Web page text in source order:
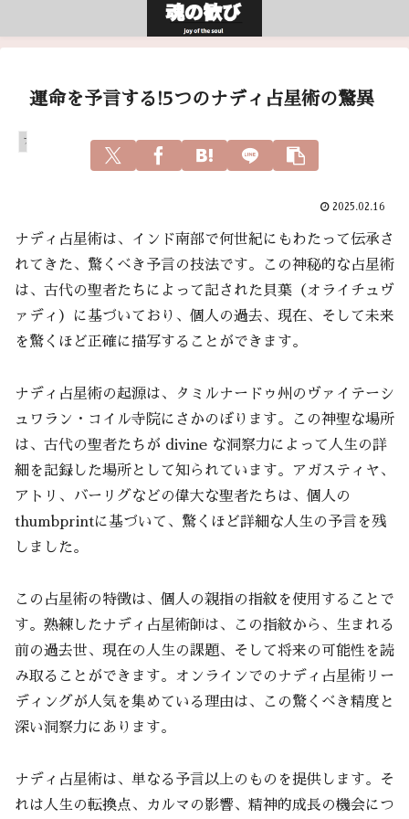
運命を予言する!5つのナディ占星術の驚異
アガスティアの葉
2025.02.16
ナディ占星術は、インド南部で何世紀にもわたって伝承さ
れてきた、驚くべき予言の技法です。この神秘的な占星術
は、古代の聖者たちによって記された貝葉（オライチュヴ
ァディ）に基づいており、個人の過去、現在、そして未来
を驚くほど正確に描写することができます。
ナディ占星術の起源は、タミルナードゥ州のヴァイテーシ
ュワラン・コイル寺院にさかのぼります。この神聖な場所
は、古代の聖者たちが divine な洞察力によって人生の詳
細を記録した場所として知られています。アガスティヤ、
アトリ、バーリグなどの偉大な聖者たちは、個人の
thumbprintに基づいて、驚くほど詳細な人生の予言を残
しました。
この占星術の特徴は、個人の親指の指紋を使用することで
す。熟練したナディ占星術師は、この指紋から、生まれる
前の過去世、現在の人生の課題、そして将来の可能性を読
み取ることができます。オンラインでのナディ占星術リー
ディングが人気を集めている理由は、この驚くべき精度と
深い洞察力にあります。
ナディ占星術は、単なる予言以上のものを提供します。そ
れは人生の転換点、カルマの影響、精神的成長の機会につ